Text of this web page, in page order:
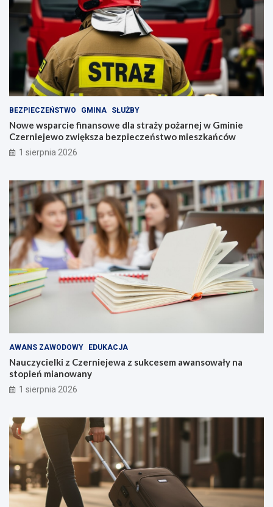
BEZPIECZEŃSTWO GMINA SŁUŻBY
Nowe wsparcie finansowe dla straży pożarnej w Gminie
Czerniejewo zwiększa bezpieczeństwo mieszkańców
1 sierpnia 2026
AWANS ZAWODOWY EDUKACJA
Nauczycielki z Czerniejewa z sukcesem awansowały na
stopień mianowany
1 sierpnia 2026